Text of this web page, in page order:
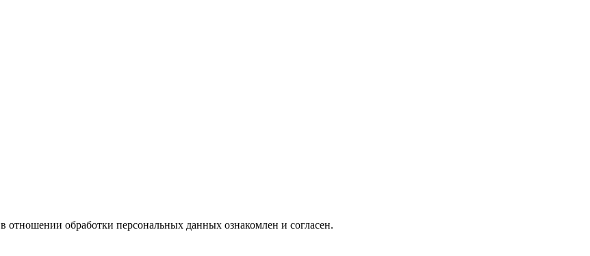
в отношении обработки персональных данных ознакомлен и согласен.